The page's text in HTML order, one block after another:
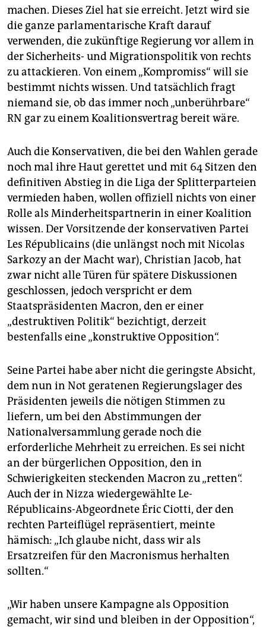
machen. Dieses Ziel hat sie erreicht. Jetzt wird sie
die ganze parlamentarische Kraft darauf
verwenden, die zukünftige Regierung vor allem in
der Sicherheits- und Migrationspolitik von rechts
zu attackieren. Von einem „Kompromiss“ will sie
bestimmt nichts wissen. Und tatsächlich fragt
niemand sie, ob das immer noch „unberührbare“
RN gar zu einem Koalitionsvertrag bereit wäre.
Auch die Konservativen, die bei den Wahlen gerade
noch mal ihre Haut gerettet und mit 64 Sitzen den
definitiven Abstieg in die Liga der Splitterparteien
vermieden haben, wollen offiziell nichts von einer
Rolle als Minderheitspartnerin in einer Koalition
wissen. Der Vorsitzende der konservativen Partei
Les Républicains (die unlängst noch mit Nicolas
Sarkozy an der Macht war), Christian Jacob, hat
zwar nicht alle Türen für spätere Diskussionen
geschlossen, jedoch verspricht er dem
Staatspräsidenten Macron, den er einer
„destruktiven Politik“ bezichtigt, derzeit
bestenfalls eine „konstruktive Opposition“.
Seine Partei habe aber nicht die geringste Absicht,
dem nun in Not geratenen Regierungslager des
Präsidenten jeweils die nötigen Stimmen zu
liefern, um bei den Abstimmungen der
Nationalversammlung gerade noch die
erforderliche Mehrheit zu erreichen. Es sei nicht
an der bürgerlichen Opposition, den in
Schwierigkeiten steckenden Macron zu „retten“.
Auch der in Nizza wiedergewählte Le-
Républicains-Abgeordnete Éric Ciotti, der den
rechten Parteiflügel repräsentiert, meinte
hämisch: „Ich glaube nicht, dass wir als
Ersatzreifen für den Macronismus herhalten
sollten.“
„Wir haben unsere Kampagne als Opposition
gemacht, wir sind und bleiben in der Opposition“,